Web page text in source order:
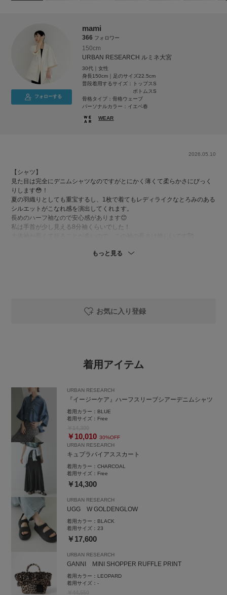
フォローする
mami
366 フォロワー
150cm
URBAN RESEARCH ルミネ大宮
30代｜女性
身長150cm｜足のサイズ22.5cm
普段着用するサイズ：
トップスS
ボトムスS
骨格タイプ：骨格ウェーブ
パーソナルカラー：イエベ春
WEAR
2026.05.10
【シャツ】
見た目は完全にデニムシャツなのですがとにかく薄くて柔らかさにびっく
りします😳！
夏の羽織りとしても重宝するし、1枚で着てもレディライクなとろみのある
シルエットがこなれ感を演出してくれます。
長めのハーフ袖なので安心感があります😊
私は手首が少し見える8分袖くらいでした！
URBAN RESEARCHルミネ大宮
TEL:050-2017-9009
もっと見る
お気に入り登録
着用アイテム
URBAN RESEARCH
『イージーケア』ハーフスリーブシアーデニムシャツ
着用カラー： BLUE
着用サイズ： Free
￥10,010 30%OFF
URBAN RESEARCH
キュプラバイアススカート
着用カラー：CHARCOAL
着用サイズ： Free
￥14,300
URBAN RESEARCH
UGG W GOLDENGLOW
着用カラー： BLACK
着用サイズ：23
￥17,600
URBAN RESEARCH
GANNI MINI SHOPPER RUFFLE PRINT
着用カラー： LEOPARD
着用サイズ：-